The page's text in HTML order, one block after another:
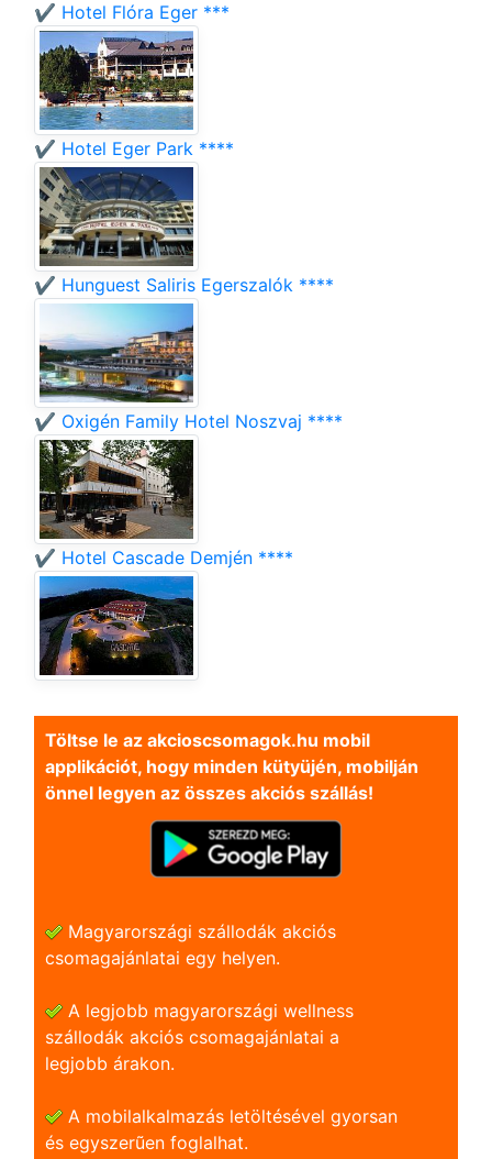
✔️ Hotel Flóra Eger ***
✔️ Hotel Eger Park ****
✔️ Hunguest Saliris Egerszalók ****
✔️ Oxigén Family Hotel Noszvaj ****
✔️ Hotel Cascade Demjén ****
Töltse le az akcioscsomagok.hu mobil
applikációt, hogy minden kütyüjén, mobilján
önnel legyen az összes akciós szállás!
Magyarországi szállodák akciós
csomagajánlatai egy helyen.
A legjobb magyarországi wellness
szállodák akciós csomagajánlatai a
legjobb árakon.
A mobilalkalmazás letöltésével gyorsan
és egyszerũen foglalhat.